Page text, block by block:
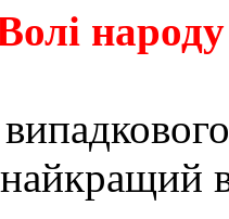
народу